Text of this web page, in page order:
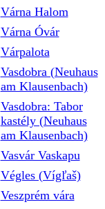
Várna Halom
Várna Óvár
Várpalota
Vasdobra (Neuhaus
am Klausenbach)
Vasdobra: Tabor
kastély (Neuhaus
am Klausenbach)
Vasvár Vaskapu
Végles (Vígľaš)
Veszprém vára